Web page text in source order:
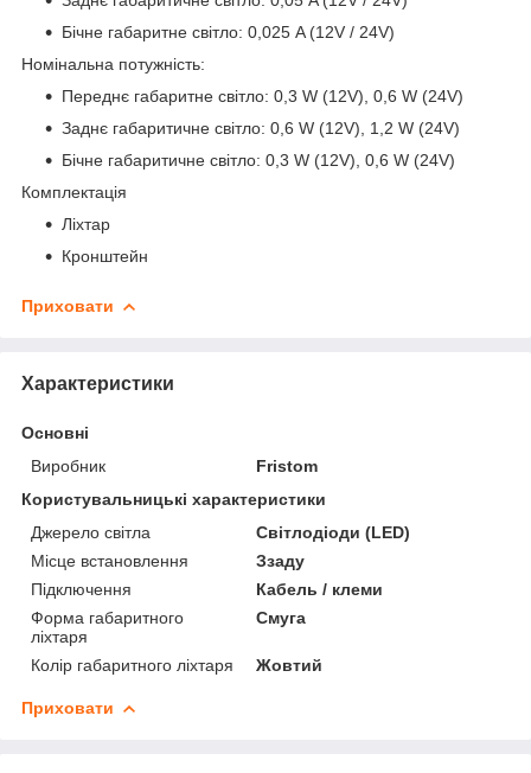
Бічне габаритне світло: 0,025 A (12V / 24V)
Номінальна потужність:
Переднє габаритне світло: 0,3 W (12V), 0,6 W (24V)
Заднє габаритичне світло: 0,6 W (12V), 1,2 W (24V)
Бічне габаритичне світло: 0,3 W (12V), 0,6 W (24V)
Комплектація
Ліхтар
Кронштейн
Приховати
Характеристики
Основні
Виробник
Fristom
Користувальницькі характеристики
Джерело світла
Світлодіоди (LED)
Місце встановлення
Ззаду
Підключення
Кабель / клеми
Форма габаритного
ліхтаря
Смуга
Колір габаритного ліхтаря Жовтий
Приховати